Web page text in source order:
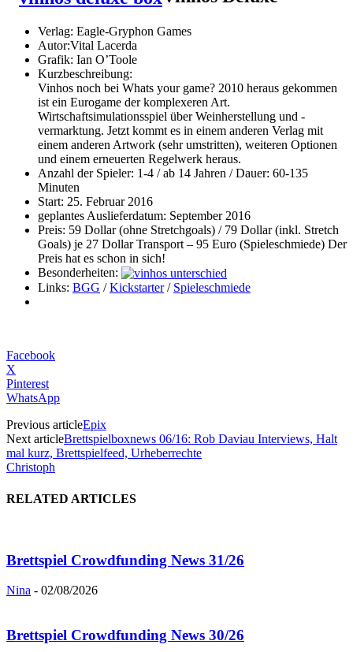
Verlag: Eagle-Gryphon Games
Autor:Vital Lacerda
Grafik: Ian O’Toole
Kurzbeschreibung:
Vinhos noch bei Whats your game? 2010 heraus gekommen
ist ein Eurogame der komplexeren Art.
Wirtschaftsimulationsspiel über Weinherstellung und -
vermarktung. Jetzt kommt es in einem anderen Verlag mit
einem anderen Artwork (sehr umstritten), weiteren Optionen
und einem erneuerten Regelwerk heraus.
Anzahl der Spieler: 1-4 / ab 14 Jahren / Dauer: 60-135
Minuten
Start: 25. Februar 2016
geplantes Auslieferdatum: September 2016
Preis: 59 Dollar (ohne Stretchgoals) / 79 Dollar (inkl. Stretch
Goals) je 27 Dollar Transport – 95 Euro (Spieleschmiede) Der
Preis hat es schon in sich!
Besonderheiten:
Links: BGG /Kickstarter/ Spieleschmiede
Facebook
X
Pinterest
WhatsApp
Previous articleEpix
Next articleBrettspielboxnews 06/16: Rob Daviau Interviews, Halt
mal kurz, Brettspielfeed, Urheberrechte
Christoph
RELATED ARTICLES
Brettspiel Crowdfunding News 31/26
Nina - 02/08/2026
Brettspiel Crowdfunding News 30/26